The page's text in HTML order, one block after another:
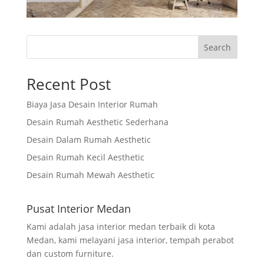
Search
Recent Post
Biaya Jasa Desain Interior Rumah
Desain Rumah Aesthetic Sederhana
Desain Dalam Rumah Aesthetic
Desain Rumah Kecil Aesthetic
Desain Rumah Mewah Aesthetic
Pusat Interior Medan
Kami adalah jasa interior medan terbaik di kota
Medan, kami melayani jasa interior, tempah perabot
dan custom furniture.